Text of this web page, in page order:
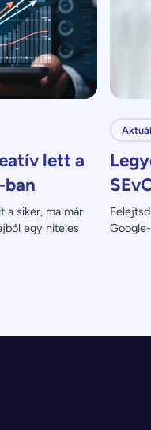
lett a
a siker, ma már
egy hiteles